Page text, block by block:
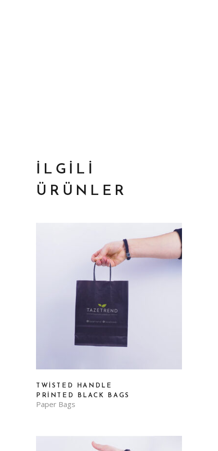
İLGILI
ÜRÜNLER
TWISTED HANDLE
PRINTED BLACK BAGS
Paper Bags